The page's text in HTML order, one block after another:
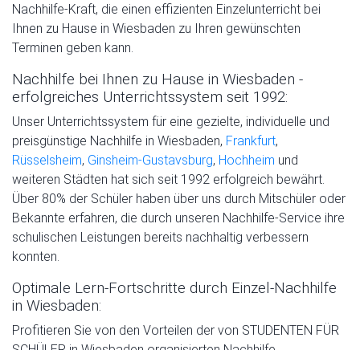
Nachhilfe-Kraft, die einen effizienten Einzelunterricht bei
Ihnen zu Hause in Wiesbaden zu Ihren gewünschten
Terminen geben kann.
Nachhilfe bei Ihnen zu Hause in Wiesbaden -
erfolgreiches Unterrichtssystem seit 1992:
Unser Unterrichtssystem für eine gezielte, individuelle und
preisgünstige Nachhilfe in Wiesbaden, Frankfurt,
Rüsselsheim, Ginsheim-Gustavsburg, Hochheim und
weiteren Städten hat sich seit 1992 erfolgreich bewährt.
Über 80% der Schüler haben über uns durch Mitschüler oder
Bekannte erfahren, die durch unseren Nachhilfe-Service ihre
schulischen Leistungen bereits nachhaltig verbessern
konnten.
Optimale Lern-Fortschritte durch Einzel-Nachhilfe
in Wiesbaden:
Profitieren Sie von den Vorteilen der von STUDENTEN FÜR